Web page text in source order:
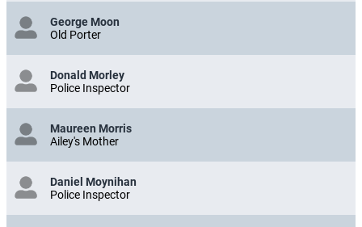
George Moon
Old Porter
Donald Morley
Police Inspector
Maureen Morris
Ailey's Mother
Daniel Moynihan
Police Inspector